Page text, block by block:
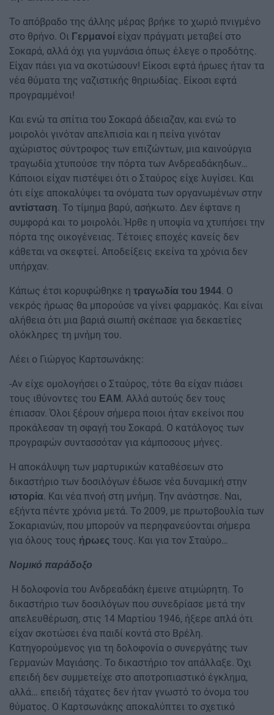
Το απόβραδο της άλλης μέρας βρήκε το χωριό πνιγμένο
στο θρήνο. Οι Γερμανοί είχαν πράγματι μεταβεί στο
Σοκαρά, αλλά όχι για γυμνάσια όπως έλεγε ο προδότης.
Είχαν πάει για να σκοτώσουν! Είκοσι εφτά ήρωες ήταν τα
νέα θύματα της ναζιστικής θηριωδίας. Είκοσι εφτά
προγραμμένοι!
Και ενώ τα σπίτια του Σοκαρά άδειαζαν, και ενώ το
μοιρολόι γινόταν απελπισία και η πείνα γινόταν
αχώριστος σύντροφος των επιζώντων, μια καινούργια
τραγωδία χτυπούσε την πόρτα των Ανδρεαδάκηδων…
Κάποιοι είχαν πιστέψει ότι ο Σταύρος είχε λυγίσει. Και
ότι είχε αποκαλύψει τα ονόματα των οργανωμένων στην
αντίσταση. Το τίμημα βαρύ, ασήκωτο. Δεν έφτανε η
συμφορά και το μοιρολόι. Ήρθε η υποψία να χτυπήσει την
πόρτα της οικογένειας. Τέτοιες εποχές κανείς δεν
κάθεται να σκεφτεί. Αποδείξεις εκείνα τα χρόνια δεν
υπήρχαν.
Κάπως έτσι κορυφώθηκε η τραγωδία του 1944. Ο
νεκρός ήρωας θα μπορούσε να γίνει φαρμακός. Και είναι
αλήθεια ότι μια βαριά σιωπή σκέπασε για δεκαετίες
ολόκληρες τη μνήμη του.
Λέει ο Γιώργος Καρτσωνάκης:
-Αν είχε ομολογήσει ο Σταύρος, τότε θα είχαν πιάσει
τους ιθύνοντες του ΕΑΜ . Αλλά αυτούς δεν τους
έπιασαν. Όλοι ξέρουν σήμερα ποιοι ήταν εκείνοι που
προκάλεσαν τη σφαγή του Σοκαρά. Ο κατάλογος των
προγραφών συντασσόταν για κάμποσους μήνες.
Η αποκάλυψη των μαρτυρικών καταθέσεων στο
δικαστήριο των δοσιλόγων έδωσε νέα δυναμική στην
ιστορία. Και νέα πνοή στη μνήμη. Την ανάστησε. Ναι,
εξήντα πέντε χρόνια μετά. Το 2009, με πρωτοβουλία των
Σοκαριανών, που μπορούν να περηφανεύονται σήμερα
για όλους τους ήρωες τους. Και για τον Σταύρο…
Νομικό παράδοξο
Η δολοφονία του Ανδρεαδάκη έμεινε ατιμώρητη. Το
δικαστήριο των δοσιλόγων που συνεδρίασε μετά την
απελευθέρωση, στις 14 Μαρτίου 1946, ήξερε απλά ότι
είχαν σκοτώσει ένα παιδί κοντά στο Βρέλη.
Κατηγορούμενος για τη δολοφονία ο συνεργάτης των
Γερμανών Μαγιάσης. Το δικαστήριο τον απάλλαξε. Όχι
επειδή δεν συμμετείχε στο αποτροπιαστικό έγκλημα,
αλλά… επειδή τάχατες δεν ήταν γνωστό το όνομα του
θύματος. Ο Καρτσωνάκης αποκαλύπτει το σχετικό